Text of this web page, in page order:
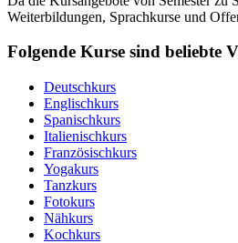
Weiterbildungen, Sprachkurse und
Folgende Kurse sind beliebte
Deutschkurs
Englischkurs
Spanischkurs
Italienischkurs
Französischkurs
Yogakurs
Tanzkurs
Fotokurs
Nähkurs
Kochkurs